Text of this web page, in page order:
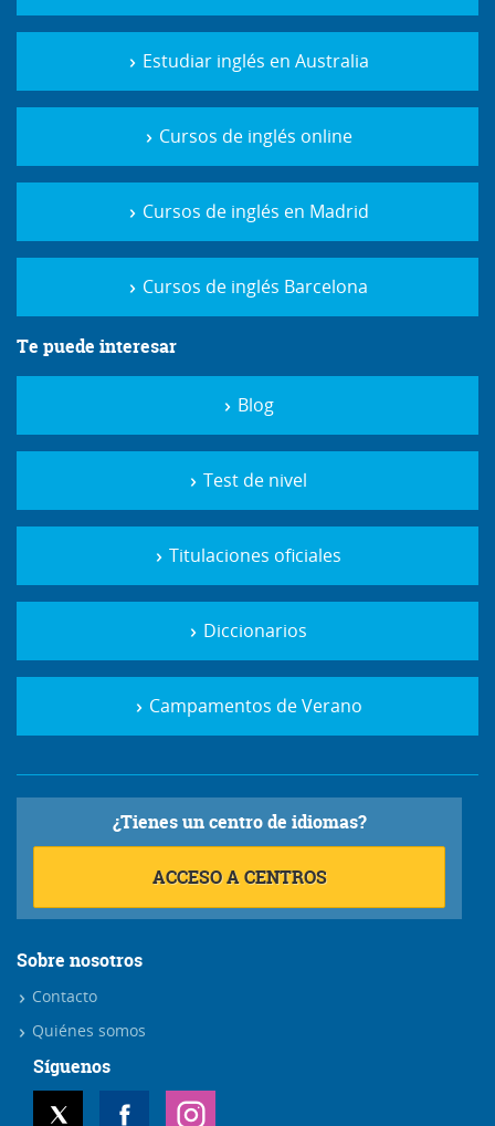
Estudiar inglés en Australia
Cursos de inglés online
Cursos de inglés en Madrid
Cursos de inglés Barcelona
Te puede interesar
Blog
Test de nivel
Titulaciones oficiales
Diccionarios
Campamentos de Verano
¿Tienes un centro de idiomas?
ACCESO A CENTROS
Sobre nosotros
Contacto
Quiénes somos
Síguenos